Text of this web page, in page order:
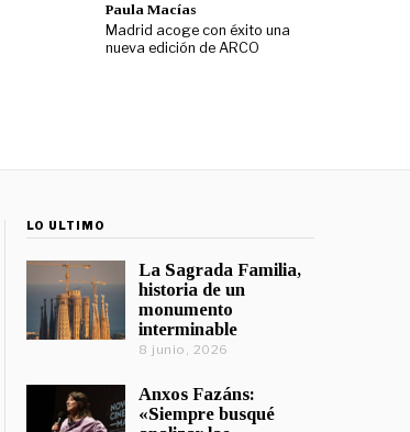
Paula Macías
Madrid acoge con éxito una
nueva edición de ARCO
LO ÚLTIMO
La Sagrada Familia,
historia de un
monumento
interminable
8 junio, 2026
Anxos Fazáns:
«Siempre busqué